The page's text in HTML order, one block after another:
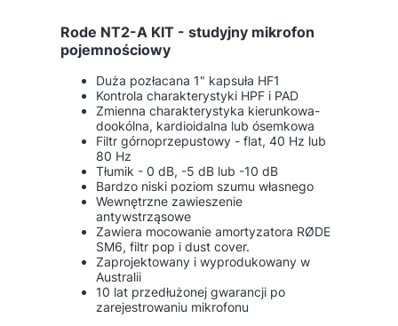
Rode NT2-A KIT - studyjny mikrofon
pojemnościowy
Duża pozłacana 1" kapsuła HF1
Kontrola charakterystyki HPF i PAD
Zmienna charakterystyka kierunkowa-
dookólna, kardioidalna lub ósemkowa
Filtr górnoprzepustowy - flat, 40 Hz lub
80 Hz
Tłumik - 0 dB, -5 dB lub -10 dB
Bardzo niski poziom szumu własnego
Wewnętrzne zawieszenie
antywstrząsowe
Zawiera mocowanie amortyzatora RØDE
SM6, filtr pop i dust cover.
Zaprojektowany i wyprodukowany w
Australii
10 lat przedłużonej gwarancji po
zarejestrowaniu mikrofonu